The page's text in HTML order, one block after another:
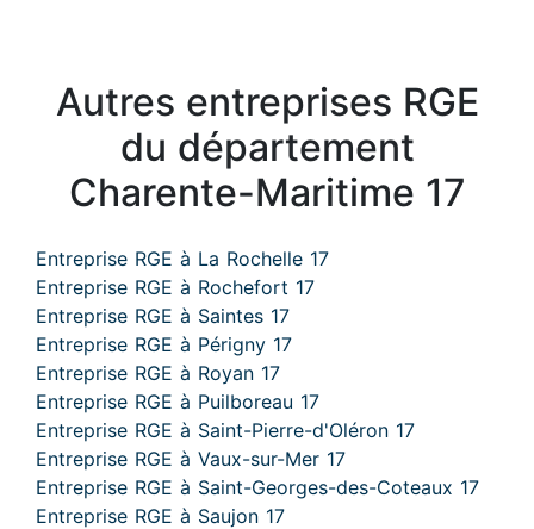
Autres entreprises RGE
du département
Charente-Maritime 17
Entreprise RGE à La Rochelle 17
Entreprise RGE à Rochefort 17
Entreprise RGE à Saintes 17
Entreprise RGE à Périgny 17
Entreprise RGE à Royan 17
Entreprise RGE à Puilboreau 17
Entreprise RGE à Saint-Pierre-d'Oléron 17
Entreprise RGE à Vaux-sur-Mer 17
Entreprise RGE à Saint-Georges-des-Coteaux 17
Entreprise RGE à Saujon 17